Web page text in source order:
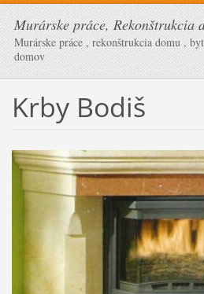
Murárske práce, Rekonštrukcia
Murárske práce , rekonštrukcia domu ,
domov
Krby Bodiš